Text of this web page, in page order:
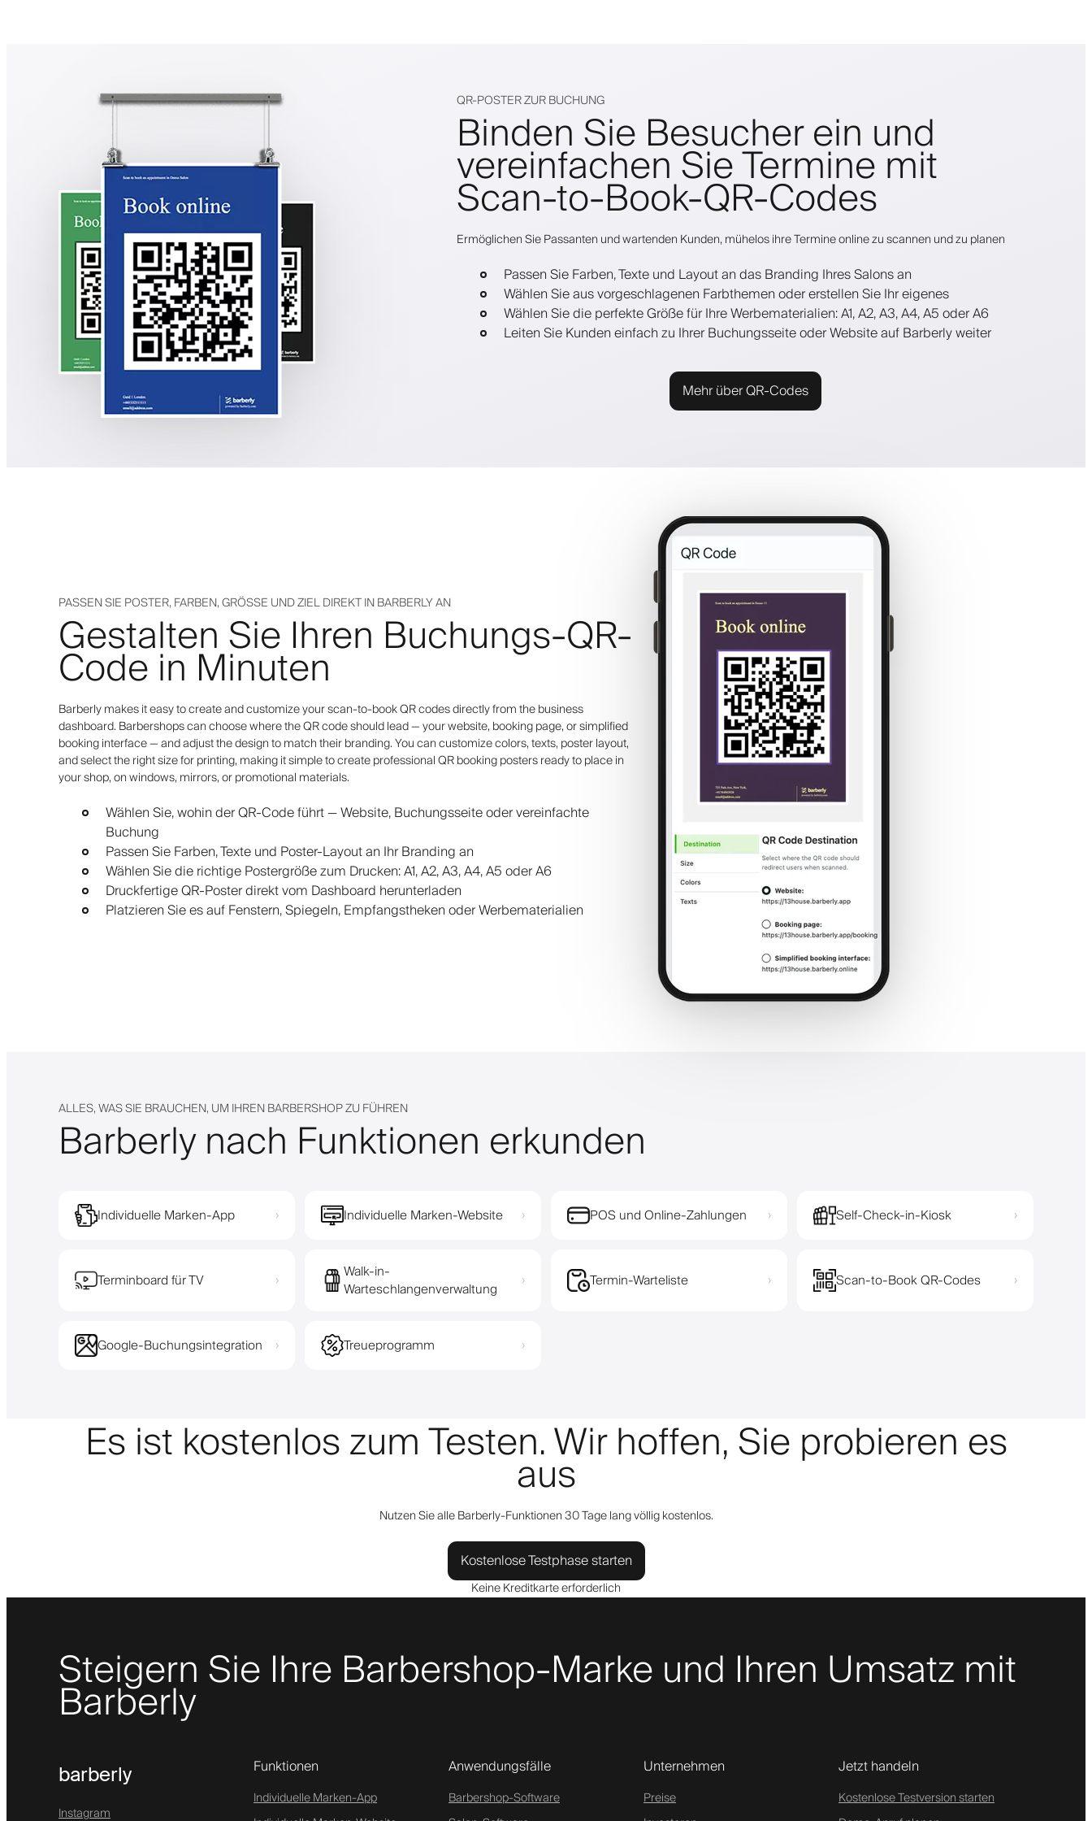
QR-POSTER ZUR BUCHUNG
Binden Sie Besucher ein und
vereinfachen Sie Termine mit
Scan-to-Book-QR-Codes
Ermöglichen Sie Passanten und wartenden Kunden, mühelos ihre Termine online zu scannen und zu planen
Passen Sie Farben, Texte und Layout an das Branding Ihres Salons an
Wählen Sie aus vorgeschlagenen Farbthemen oder erstellen Sie Ihr eigenes
Wählen Sie die perfekte Größe für Ihre Werbematerialien: A1, A2, A3, A4, A5 oder A6
Leiten Sie Kunden einfach zu Ihrer Buchungsseite oder Website auf Barberly weiter
Mehr über QR-Codes
PASSEN SIE POSTER, FARBEN, GRÖSSE UND ZIEL DIREKT IN BARBERLY AN
Gestalten Sie Ihren Buchungs-QR-
Code in Minuten
Barberly makes it easy to create and customize your scan-to-book QR codes directly from the business
dashboard. Barbershops can choose where the QR code should lead — your website, booking page, or simplified
booking interface — and adjust the design to match their branding. You can customize colors, texts, poster layout,
and select the right size for printing, making it simple to create professional QR booking posters ready to place in
your shop, on windows, mirrors, or promotional materials.
Wählen Sie, wohin der QR-Code führt — Website, Buchungsseite oder vereinfachte
Buchung
Passen Sie Farben, Texte und Poster-Layout an Ihr Branding an
Wählen Sie die richtige Postergröße zum Drucken: A1, A2, A3, A4, A5 oder A6
Druckfertige QR-Poster direkt vom Dashboard herunterladen
Platzieren Sie es auf Fenstern, Spiegeln, Empfangstheken oder Werbematerialien
ALLES, WAS SIE BRAUCHEN, UM IHREN BARBERSHOP ZU FÜHREN
Barberly nach Funktionen erkunden
Individuelle Marken-App › Individuelle Marken-Website › POS und Online-Zahlungen › Self-Check-in-Kiosk ›
Terminboard für TV ›
Walk-in-
Warteschlangenverwaltung
› Termin-Warteliste › Scan-to-Book QR-Codes ›
Google-Buchungsintegration › Treueprogramm ›
Es ist kostenlos zum Testen. Wir hoffen, Sie probieren es
aus
Nutzen Sie alle Barberly-Funktionen 30 Tage lang völlig kostenlos.
Kostenlose Testphase starten
Keine Kreditkarte erforderlich
Steigern Sie Ihre Barbershop-Marke und Ihren Umsatz mit
Barberly
barberly
Instagram
Funktionen
Individuelle Marken-App
Anwendungsfälle
Barbershop-Software
Unternehmen
Preise
Jetzt handeln
Kostenlose Testversion starten